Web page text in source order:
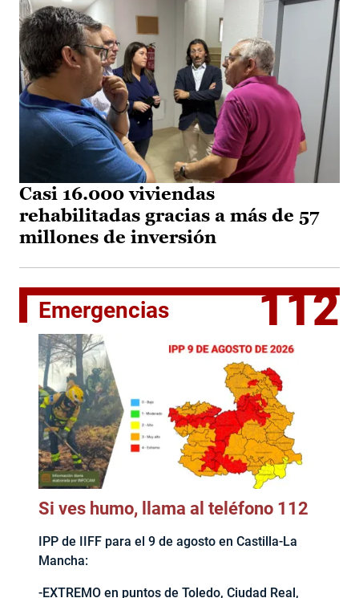
Casi 16.000 viviendas
rehabilitadas gracias a más de 57
millones de inversión
Emergencias 112
Si ves humo, llama al teléfono 112
IPP de IIFF para el 9 de agosto en Castilla-La
Mancha:
-EXTREMO en puntos de Toledo, Ciudad Real,